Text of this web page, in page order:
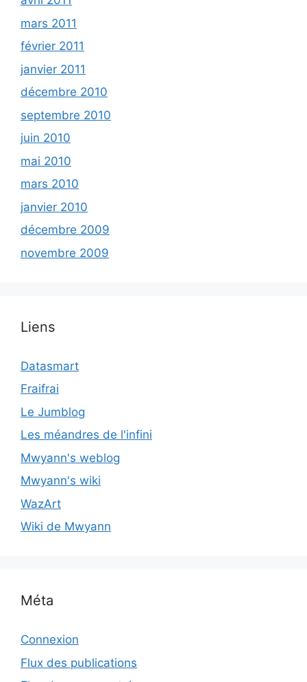
mars 2011
février 2011
janvier 2011
décembre 2010
septembre 2010
juin 2010
mai 2010
mars 2010
janvier 2010
décembre 2009
novembre 2009
Liens
Datasmart
Fraifrai
Le Jumblog
Les méandres de l'infini
Mwyann's weblog
Mwyann's wiki
WazArt
Wiki de Mwyann
Méta
Connexion
Flux des publications